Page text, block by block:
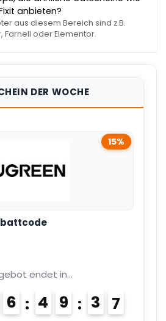
anbieten?
aus diesem Bereich sind z.B.
Farnell oder Elementor.
DER WOCHE
15%
endet in...
6 4 9 3 6